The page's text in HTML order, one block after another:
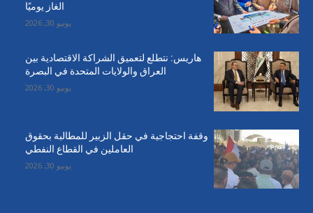
الغاز يوميًا
يونيو 30, 2026
هاريس: نتطلع لتعميق الشراكة الاقتصادية بين
العراق والولايات المتحدة في البصرة
يونيو 30, 2026
وقفة احتجاجية في حقل الزبير للمطالبة بحقوق
العاملين في القطاع النفطي
يونيو 30, 2026